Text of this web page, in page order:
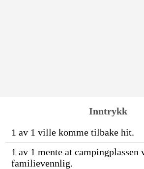
Inntrykk
1 av 1 ville komme tilbake hit.
1 av 1 mente at campingplassen
familievennlig.